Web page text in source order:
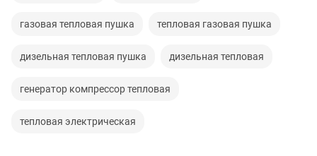
газовая тепловая пушка тепловая газовая пушка
дизельная тепловая пушка дизельная тепловая
генератор компрессор тепловая
тепловая электрическая